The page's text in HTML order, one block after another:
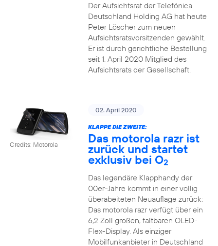
Der Aufsichtsrat der Telefónica
Deutschland Holding AG hat heute
Peter Löscher zum neuen
Aufsichtsratsvorsitzenden gewählt.
Er ist durch gerichtliche Bestellung
seit 1. April 2020 Mitglied des
Aufsichtsrats der Gesellschaft.
Credits: Motorola
02. April 2020
KLAPPE DIE ZWEITE:
Das motorola razr ist
zurück und startet
exklusiv bei O2
Das legendäre Klapphandy der
00er-Jahre kommt in einer völlig
überabeiteten Neuauflage zurück:
Das motorola razr verfügt über ein
6,2 Zoll großen, faltbaren OLED-
Flex-Display. Als einziger
Mobilfunkanbieter in Deutschland